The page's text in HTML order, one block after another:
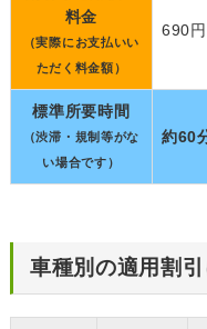
料金
（実際にお支払いい
ただく料金額）
690円
標準所要時間
（渋滞・規制等がな
い場合です）
約60
車種別の適用割